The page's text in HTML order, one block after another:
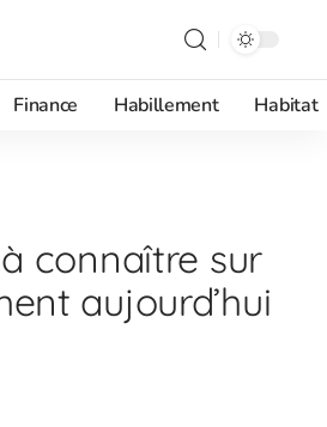
Finance Habillement Habitat
à connaître sur
aujourd’hui